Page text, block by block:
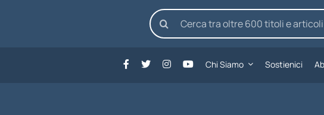
Cerca
per:
Chi Siamo Sostienici